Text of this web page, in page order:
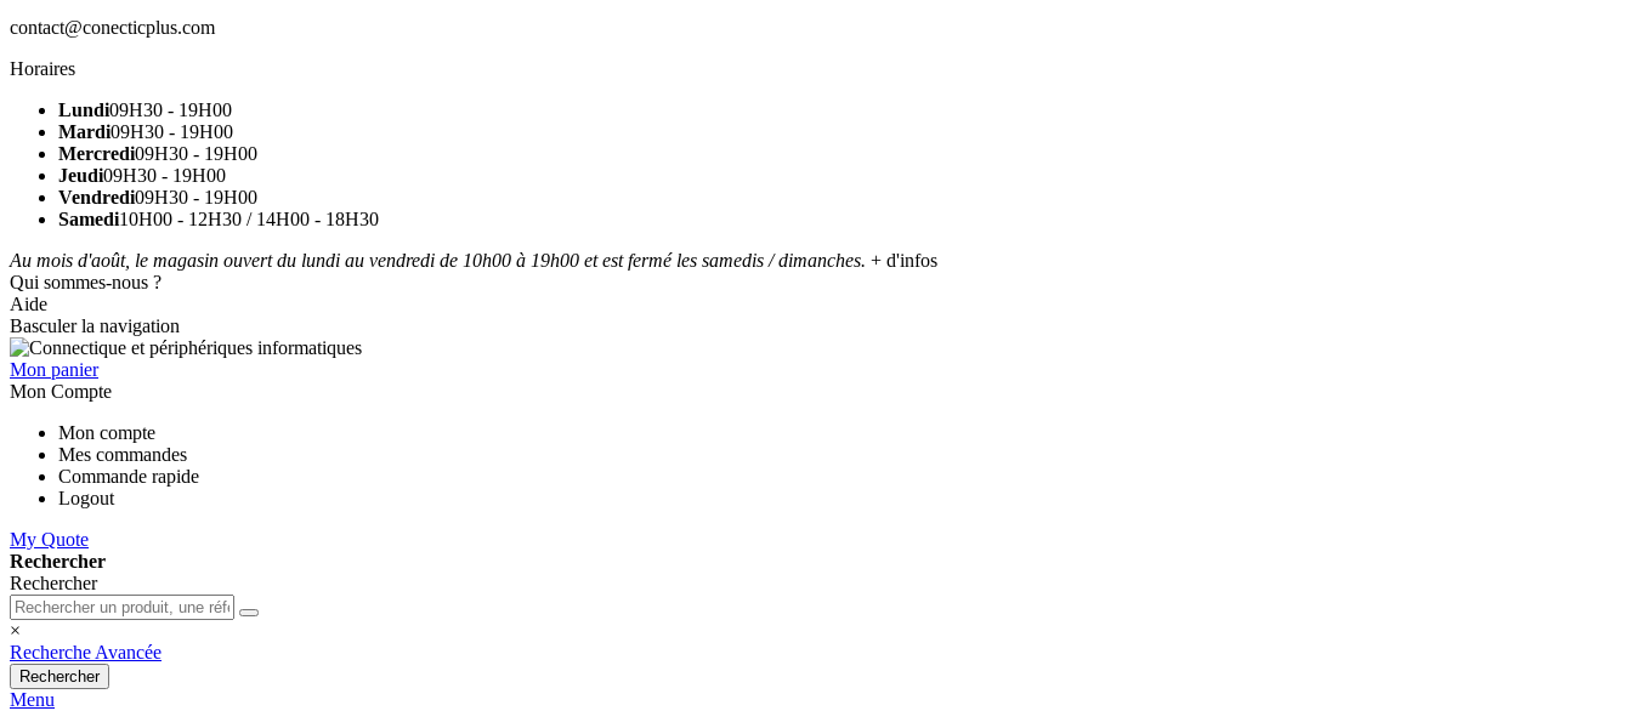
contact@conecticplus.com
Horaires
Lundi09H30 - 19H00
Mardi09H30 - 19H00
Mercredi09H30 - 19H00
Jeudi09H30 - 19H00
Vendredi09H30 - 19H00
Samedi10H00 - 12H30 / 14H00 - 18H30
Au mois d'août, le magasin ouvert du lundi au vendredi de 10h00 à 19h00 et est fermé les samedis / dimanches. + d'infos
Qui sommes-nous ?
Aide
Basculer la navigation
Mon panier
Mon Compte
Mon compte
Mes commandes
Commande rapide
Logout
My Quote
Rechercher
Rechercher
×
Recherche Avancée
Rechercher
Menu